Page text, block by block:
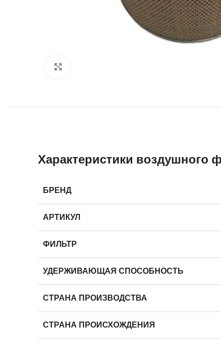
Характеристики
БРЕНД
АРТИКУЛ
ФИЛЬТР
УДЕРЖИВАЮЩАЯ СПОСОБНОСТЬ
СТРАНА ПРОИЗВОДСТВА
СТРАНА ПРОИСХОЖДЕНИЯ